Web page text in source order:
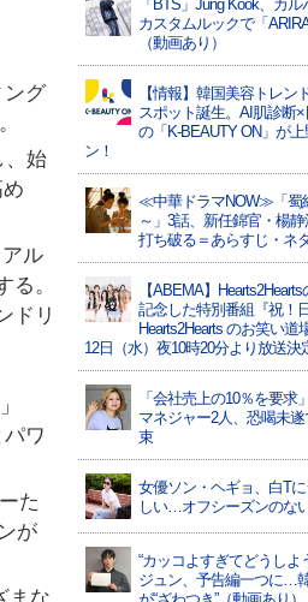
ング
、始
ル
。
ドリ
ワ
た
が
「BTS」Jung Kook、カ
カスタムルックで「
（動画あり）
【情報】韓国美容トレン
スポット誕生。AI肌診断
の「K-BEAUTY ON」が
ン！
≪中華ドラマNOW≫「蜀
～」3話、新任錦官・楊
打ち破る＝あらすじ・ネ
【ABEMA】
記念した特別番組『祝！
Hearts2Hearts のお笑い道
12日（水）夜10時20分より放送決
「会社売上の10％を要求
マネジャー2人、恐喝未
束
女優ソン・ヘギョ、白T
しい…オフシーズンのな
“カッコよすぎてどうし
ジュン、予告編一つに…